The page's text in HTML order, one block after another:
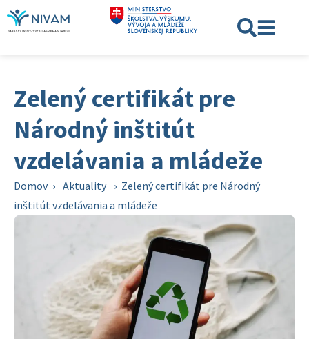
Zelený certifikát pre
Národný inštitút
vzdelávania a mládeže
Domov › Aktuality › Zelený certifikát pre Národný
inštitút vzdelávania a mládeže